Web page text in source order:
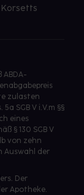
Korsetts
ABDA-
zulasten
SGB V i.V.m §§
eines
§ 130 SGB V
von zehn
Auswahl der
Der
Apotheke.